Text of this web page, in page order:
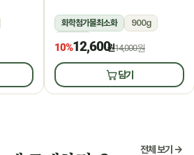
화학첨가물최소화
900g
상온
10%12,600원14,000원
담기
전체 보기 →